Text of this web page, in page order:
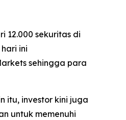
12.000 sekuritas di
ini
sehingga para
itu, investor kini juga
untuk memenuhi